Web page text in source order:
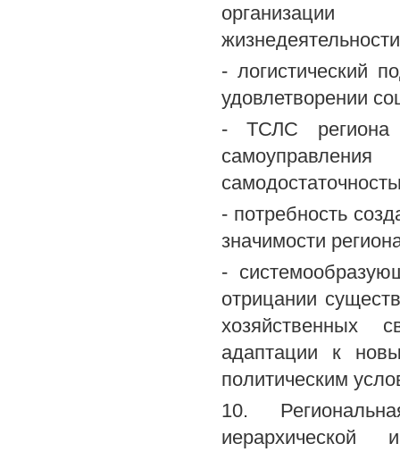
организации
- логистический
удовлетворении
- ТСЛС региона
- потребность
значимости
-
отрицании
хозяйственных
адаптации к
политическим
10.
иерархической